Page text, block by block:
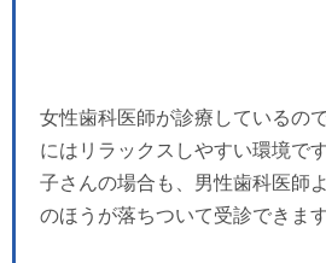
女性歯科医師が診療しているの
にはリラックスしやすい環境で
子さんの場合も、男性歯科医師
のほうが落ちついて受診できます